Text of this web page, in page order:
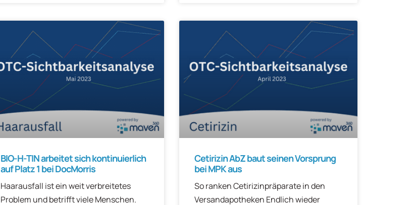
BIO-H-TIN arbeitet sich kontinuierlich
auf Platz 1 bei DocMorris
Haarausfall ist ein weit verbreitetes
Problem und betrifft viele Menschen.
Cetirizin AbZ baut seinen Vorsprung
bei MPK aus
So ranken Cetirizinpräparate in den
Versandapotheken Endlich wieder